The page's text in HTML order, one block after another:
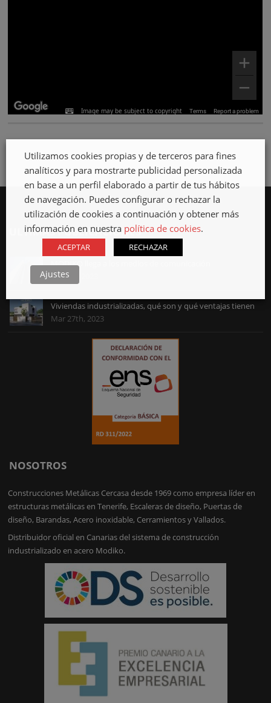
ULTIMAS PUBLICACIONES
MODIKO llega a los medios de comunicación
Abr 3rd, 2023
Viviendas industrializadas, qué son y qué ventajas tienen
Mar 27th, 2023
NOSOTROS
Construcciones Metálicas Cercasa desde 1969 como empresa líder en
estructuras metálicas en Tenerife, Escaleras de diseño, Puertas de
diseño, Barandas, Acero inoxidable, Cerramientos y Vallados.
Distribuidor oficial en Canarias del sistema de construcción
industrializado en acero Modiko.
Utilizamos cookies propias y de terceros para fines
analíticos y para mostrarte publicidad personalizada
en base a un perfil elaborado a partir de tus hábitos
de navegación. Puedes configurar o rechazar la
utilización de cookies a continuación y obtener más
información en nuestra política de cookies.
ACEPTAR RECHAZAR
Ajustes